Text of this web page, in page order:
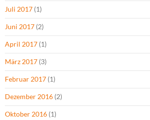
Juli 2017 (1)
Juni 2017 (2)
April 2017 (1)
März 2017 (3)
Februar 2017 (1)
Dezember 2016 (2)
Oktober 2016 (1)